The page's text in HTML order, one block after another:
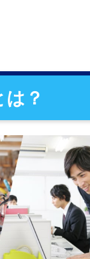
？